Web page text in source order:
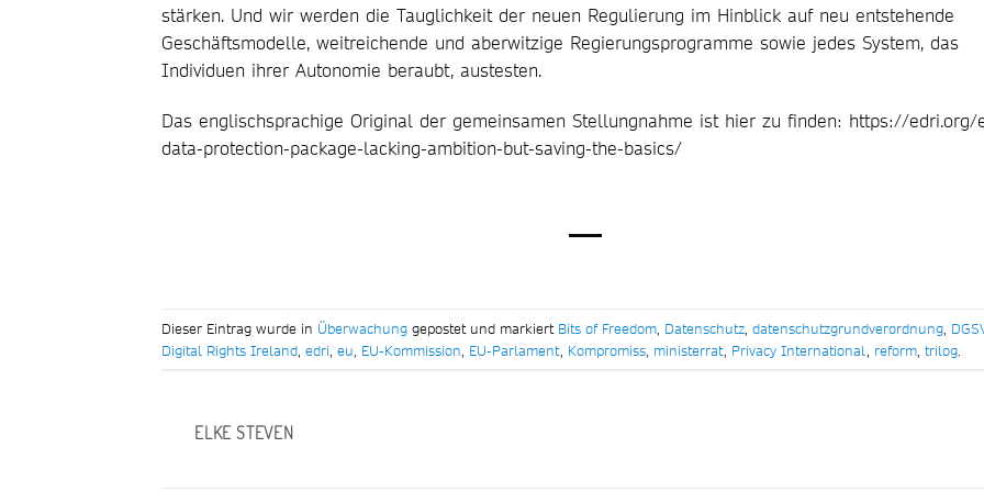
stärken. Und wir werden die Tauglichkeit der neuen Regulierung im Hinblick auf neu entstehende
Geschäftsmodelle, weitreichende und aberwitzige Regierungsprogramme sowie jedes System, das
Individuen ihrer Autonomie beraubt, austesten.
Das englischsprachige Original der gemeinsamen Stellungnahme ist hier zu finden: https://edri.org/
data-protection-package-lacking-ambition-but-saving-the-basics/
Dieser Eintrag wurde in Überwachung gepostet und markiert Bits of Freedom Datenschutz datenschutzgrundverordnung
Digital Rights Ireland edri eu EU-Kommission EU-Parlament Kompromiss ministerrat Privacy International reform trilog
ELKE STEVEN